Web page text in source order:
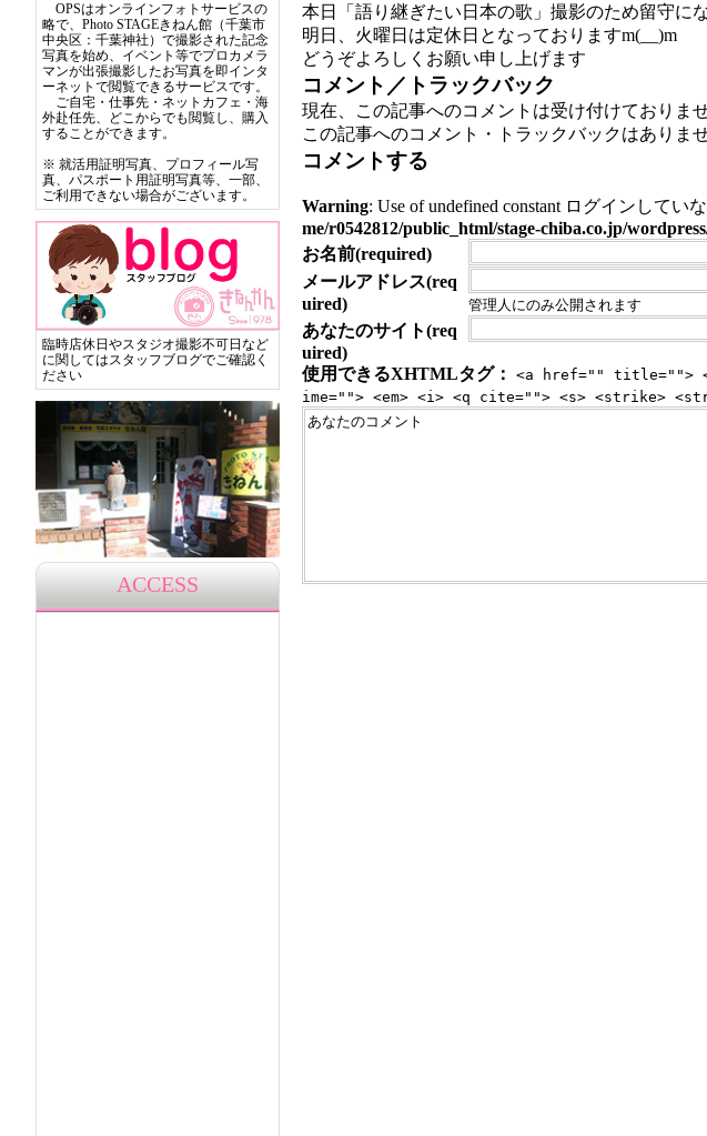
OPSはオンラインフォトサービスの
略で、Photo STAGEきねん館（千葉市
中央区：千葉神社）で撮影された記念
写真を始め、イベント等でプロカメラ
マンが出張撮影したお写真を即インタ
ーネットで閲覧できるサービスです。
ご自宅・仕事先・ネットカフェ・海
外赴任先、どこからでも閲覧し、購入
することができます。
※ 就活用証明写真、プロフィール写
真、パスポート用証明写真等、一部、
ご利用できない場合がございます。
臨時店休日やスタジオ撮影不可日など
に関してはスタッフブログでご確認く
ださい
ACCESS
本日「語り継ぎたい日本の歌」撮影のため留守に
明日、火曜日は定休日となっておりますm(__)m
どうぞよろしくお願い申し上げます
コメント／トラックバック
現在、この記事へのコメントは受け付けておりませ
この記事へのコメント・トラックバックはありませ
コメントする
Warning: Use of undefined constant ログインしてい
me/r0542812/public_html/stage-chiba.co.jp/
お名前(required)
メールアドレス(req
uired)
管理人にのみ公開されます
あなたのサイト(req
uired)
使用できるXHTMLタグ：
<a href="" title="">
ime=""> <em> <i> <q cite=""> <s> <strike>